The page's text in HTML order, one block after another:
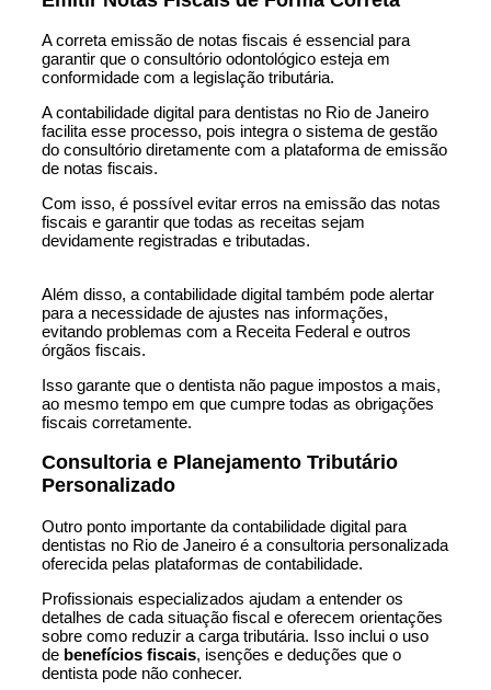
A correta emissão de notas fiscais é essencial para
garantir que o consultório odontológico esteja em
conformidade com a legislação tributária.
A contabilidade digital para dentistas no Rio de Janeiro
facilita esse processo, pois integra o sistema de gestão
do consultório diretamente com a plataforma de emissão
de notas fiscais.
Com isso, é possível evitar erros na emissão das notas
fiscais e garantir que todas as receitas sejam
devidamente registradas e tributadas.
Além disso, a contabilidade digital também pode alertar
para a necessidade de ajustes nas informações,
evitando problemas com a Receita Federal e outros
órgãos fiscais.
Isso garante que o dentista não pague impostos a mais,
ao mesmo tempo em que cumpre todas as obrigações
fiscais corretamente.
Consultoria e Planejamento Tributário
Personalizado
Outro ponto importante da contabilidade digital para
dentistas no Rio de Janeiro é a consultoria personalizada
oferecida pelas plataformas de contabilidade.
Profissionais especializados ajudam a entender os
detalhes de cada situação fiscal e oferecem orientações
sobre como reduzir a carga tributária. Isso inclui o uso
de benefícios fiscais, isenções e deduções que o
dentista pode não conhecer.